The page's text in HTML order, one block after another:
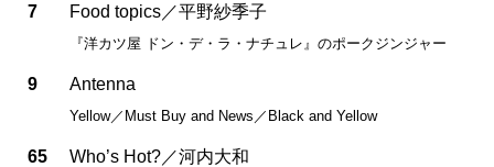
7 Food topics／平野紗季子
『洋カツ屋 ドン・デ・ラ・ナチュレ』のポークジンジャー
9 Antenna
Yellow／Must Buy and News／Black and Yellow
65 Who’s Hot?／河内大和